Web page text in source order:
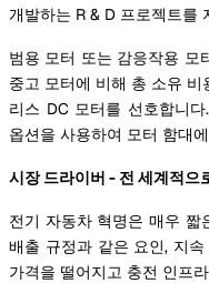
개발하는 R & D 프로젝트를
범용 모터 또는 감응작용 모
중고 모터에 비해 총 소유
리스 DC 모터를 선호합니
옵션을 사용하여 모터 함대
시장 드라이버 - 전 세계적
전기 자동차 혁명은 매우 짧
배출 규정과 같은 요인, 지
가격을 떨어지고 충전 인프